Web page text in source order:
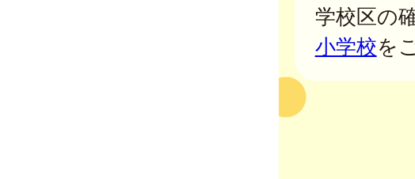
学校区の
小学校を